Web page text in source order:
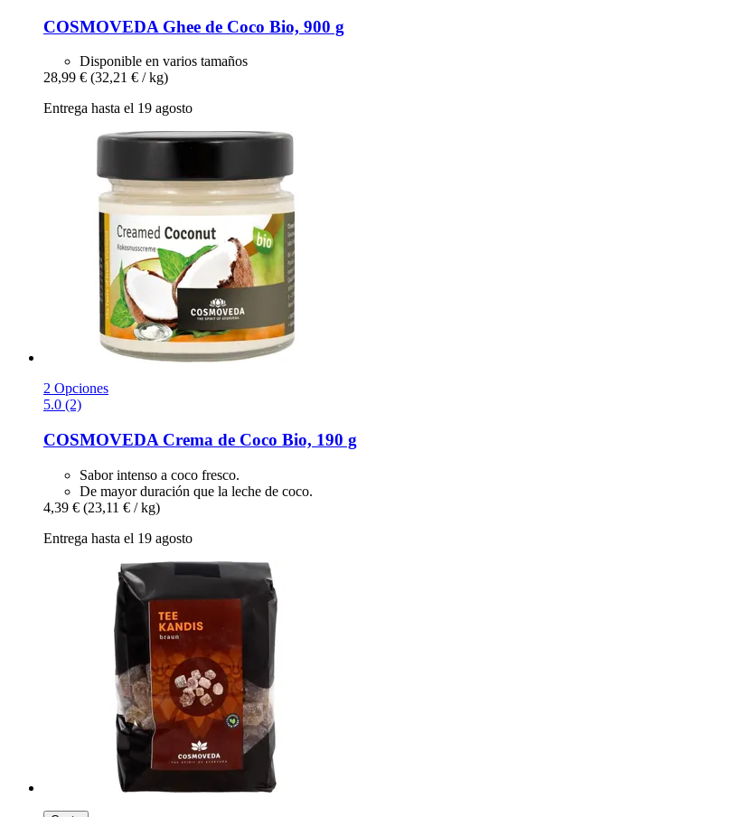
COSMOVEDA Ghee de Coco Bio, 900 g
Disponible en varios tamaños
28,99 € (32,21 € / kg)
Entrega hasta el 19 agosto
2 Opciones
5.0 (2)
COSMOVEDA Crema de Coco Bio, 190 g
Sabor intenso a coco fresco.
De mayor duración que la leche de coco.
4,39 € (23,11 € / kg)
Entrega hasta el 19 agosto